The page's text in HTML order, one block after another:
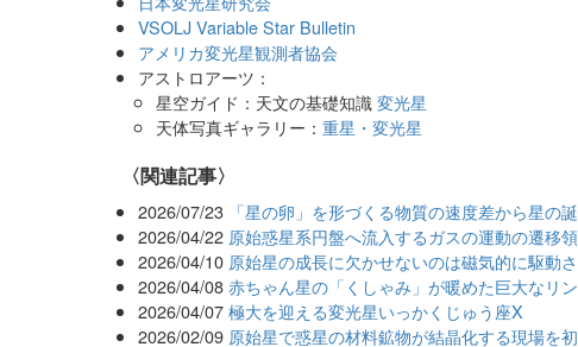
VSOLJ Variable Star Bulletin
アメリカ変光星観測者協会
アストロアーツ：
星空ガイド：天文の基礎知識変光星
天体写真ギャラリー： 重星・変光星
関連記事
2026/07/23 「星の卵」を形づくる物質の速度差から星の
2026/04/22 原始惑星系円盤へ流入するガスの運動の遷移
2026/04/10 原始星の成長に欠かせないのは磁気的に駆動
2026/04/08 赤ちゃん星の「くしゃみ」が暖めた巨大なリ
2026/04/07 極大を迎える変光星いっかくじゅう座X
2026/02/09 原始星で惑星の材料鉱物が結晶化する現場を